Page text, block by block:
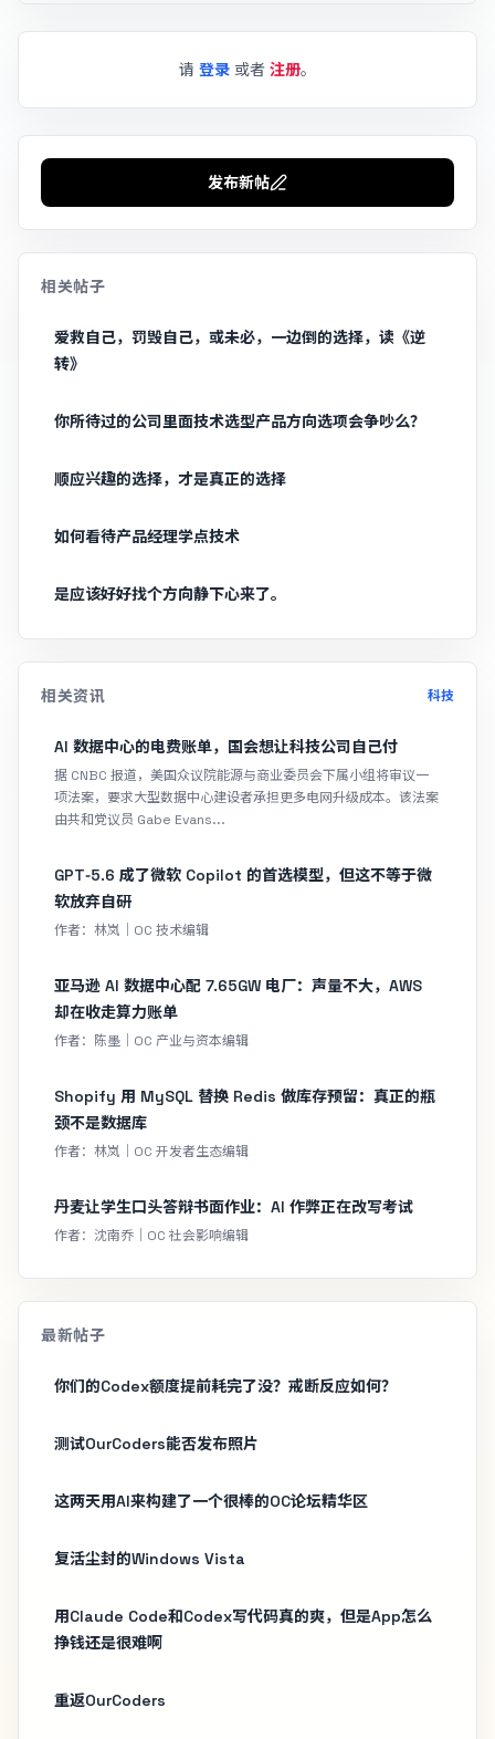
请 登录 或者 注册。
发布新帖
相关帖子
爱救自己，罚毁自己，或未必，一边倒的选择，读《逆
转》
你所待过的公司里面技术选型产品方向选项会争吵么？
顺应兴趣的选择，才是真正的选择
如何看待产品经理学点技术
是应该好好找个方向静下心来了。
相关资讯 科技
AI 数据中心的电费账单，国会想让科技公司自己付
据 CNBC 报道，美国众议院能源与商业委员会下属小组将审议一
项法案，要求大型数据中心建设者承担更多电网升级成本。该法案
由共和党议员 Gabe Evans...
GPT‑5.6 成了微软 Copilot 的首选模型，但这不等于微
软放弃自研
作者：林岚｜OC 技术编辑
亚马逊 AI 数据中心配 7.65GW 电厂：声量不大，AWS
却在收走算力账单
作者：陈墨｜OC 产业与资本编辑
Shopify 用 MySQL 替换 Redis 做库存预留：真正的瓶
颈不是数据库
作者：林岚｜OC 开发者生态编辑
丹麦让学生口头答辩书面作业：AI 作弊正在改写考试
作者：沈南乔｜OC 社会影响编辑
最新帖子
你们的Codex额度提前耗完了没？戒断反应如何？
测试OurCoders能否发布照片
这两天用AI来构建了一个很棒的OC论坛精华区
复活尘封的Windows Vista
用Claude Code和Codex写代码真的爽，但是App怎么
挣钱还是很难啊
重返OurCoders